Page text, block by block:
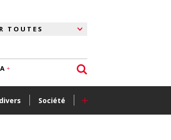
Société +